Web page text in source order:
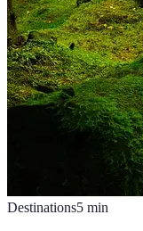
Destinations5 min